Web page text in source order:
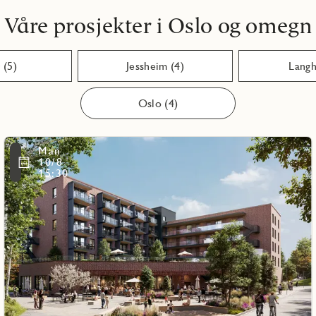
Våre prosjekter i Oslo og omegn
Asker (5) Jessheim (4)
Oslo (4)
Man
10/8
15:30
Les
mer
om
Bergerløkka
Hus
28